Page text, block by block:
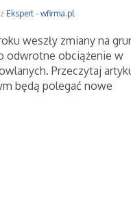
Ekspert - wfirma.pl
weszły zmiany na
odwrotne obciążenie w
Przeczytaj
będą polegać nowe